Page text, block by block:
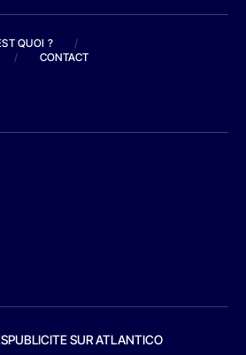
QUOI ?
/
/ CONTACT
PUBLICITE SUR ATLANTICO